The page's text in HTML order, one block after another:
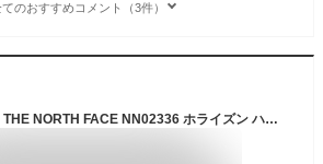
のおすすめコメント（3件）
ザ・ノース・フェイス THE NORTH FACE NN02336 ホライズン ハット HORIZON HAT トレッキング アドベンチャー アウトドア キャンプ メンズ レディース ユニセックス UVケア 日焼け防止 登山 撥水 帽子 8カラー 国内正規 2023SS